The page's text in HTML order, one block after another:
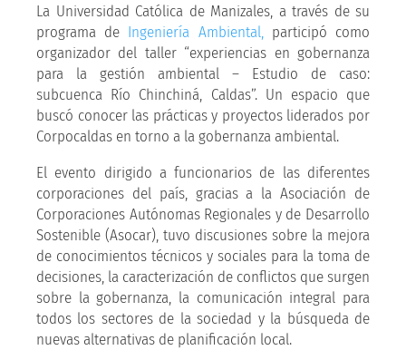
La Universidad Católica de Manizales, a través de su
programa de Ingeniería Ambiental,participó como
organizador del taller “experiencias en gobernanza
para la gestión ambiental – Estudio de caso:
subcuenca Río Chinchiná, Caldas”. Un espacio que
buscó conocer las prácticas y proyectos liderados por
Corpocaldas en torno a la gobernanza ambiental.
El evento dirigido a funcionarios de las diferentes
corporaciones del país, gracias a la Asociación de
Corporaciones Autónomas Regionales y de Desarrollo
Sostenible (Asocar), tuvo discusiones sobre la mejora
de conocimientos técnicos y sociales para la toma de
decisiones, la caracterización de conflictos que surgen
sobre la gobernanza, la comunicación integral para
todos los sectores de la sociedad y la búsqueda de
nuevas alternativas de planificación local.